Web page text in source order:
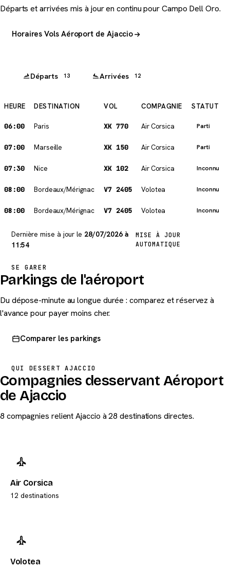
Départs et arrivées mis à jour en continu pour Campo Dell Oro.
Horaires Vols Aéroport de Ajaccio
Départs 13 Arrivées 12
HEURE DESTINATION VOL COMPAGNIE STATUT
06:00 Paris XK 770 Air Corsica Parti
07:00 Marseille XK 150 Air Corsica Parti
07:30 Nice XK 102 Air Corsica Inconnu
08:00 Bordeaux/Mérignac V7 2405 Volotea Inconnu
08:00 Bordeaux/Mérignac V7 2405 Volotea Inconnu
Dernière mise à jour le 28/07/2026 à
11:54
MISE À JOUR
AUTOMATIQUE
SE GARER
Parkings de l'aéroport
Du dépose-minute au longue durée : comparez et réservez à
l'avance pour payer moins cher.
Comparer les parkings
QUI DESSERT AJACCIO
Compagnies desservant Aéroport
de Ajaccio
8 compagnies relient Ajaccio à 28 destinations directes.
Air Corsica
12 destinations
Volotea